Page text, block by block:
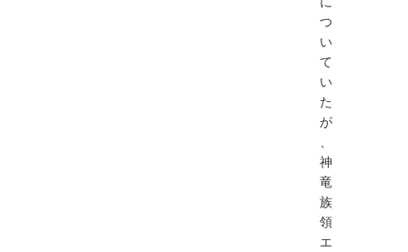
つ
い
て
い
た
が
、
神
竜
族
領
エ